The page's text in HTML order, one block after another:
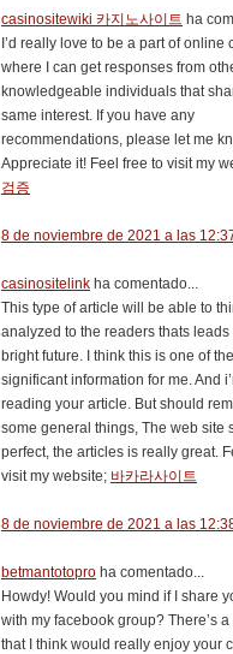
casinositewiki 카지노사이트 ha
I’d really love to be a part of online
where I can get responses from
knowledgeable individuals that
same interest. If you have any
recommendations, please let me
Appreciate it! Feel free to visit my
검증
8 de noviembre de 2021 a las
casinositelink ha comentado...
This type of article will be able to
analyzed to the readers thats leads
bright future. I think this is one of
significant information for me. And
reading your article. But should
some general things, The web site
perfect, the articles is really great.
visit my website; 바카라사이트
8 de noviembre de 2021 a las
betmantotopro ha comentado...
Howdy! Would you mind if I share
with my facebook group? There’s
that I think would really enjoy your